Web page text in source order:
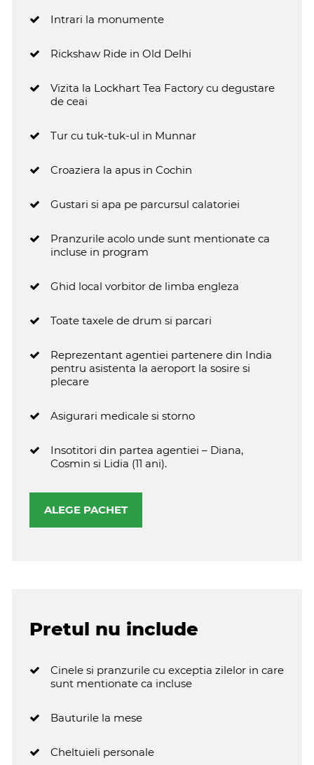
Intrari la monumente
Rickshaw Ride in Old Delhi
Vizita la Lockhart Tea Factory cu degustare
de ceai
Tur cu tuk-tuk-ul in Munnar
Croaziera la apus in Cochin
Gustari si apa pe parcursul calatoriei
Pranzurile acolo unde sunt mentionate ca
incluse in program
Ghid local vorbitor de limba engleza
Toate taxele de drum si parcari
Reprezentant agentiei partenere din India
pentru asistenta la aeroport la sosire si
plecare
Asigurari medicale si storno
Insotitori din partea agentiei – Diana,
Cosmin si Lidia (11 ani).
ALEGE PACHET
Pretul nu include
Cinele si pranzurile cu exceptia zilelor in care
sunt mentionate ca incluse
Bauturile la mese
Cheltuieli personale